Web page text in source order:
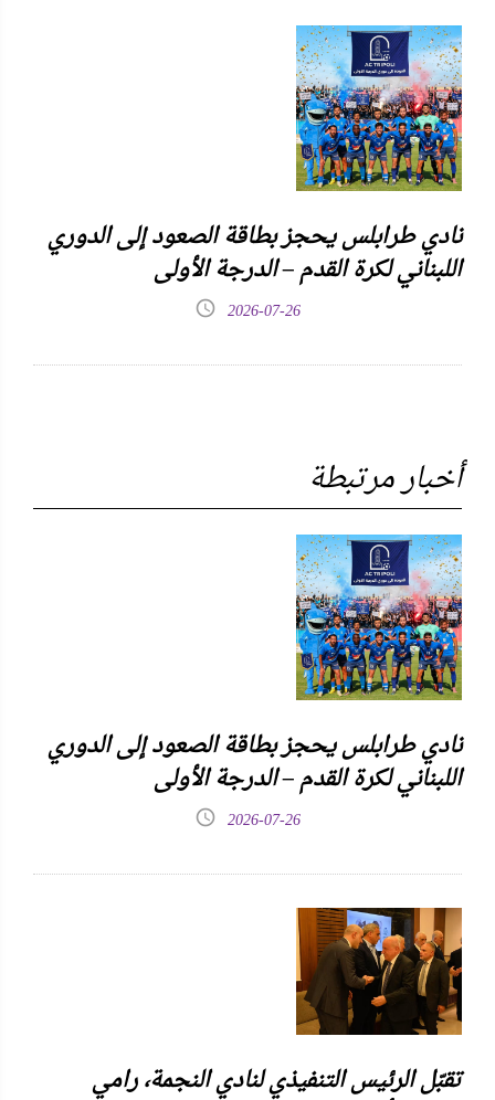
نادي طرابلس يحجز بطاقة الصعود إلى الدوري
اللبناني لكرة القدم – الدرجة الأولى
2026-07-26
أخبار مرتبطة
نادي طرابلس يحجز بطاقة الصعود إلى الدوري
اللبناني لكرة القدم – الدرجة الأولى
2026-07-26
تقبّل الرئيس التنفيذي لنادي النجمة، رامي